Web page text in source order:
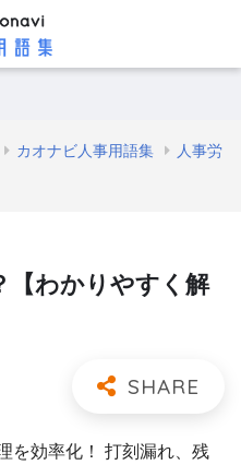
カオナビ人事用語集
人事労
【わかりやすく解
を効率化！ 打刻漏れ、残